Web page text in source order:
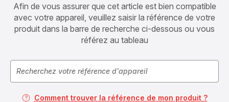
Afin de vous assurer que cet article est bien compatible
avec votre appareil, veuillez saisir la référence de votre
produit dans la barre de recherche ci-dessous ou vous
référez au tableau
Comment trouver la référence de mon produit ?